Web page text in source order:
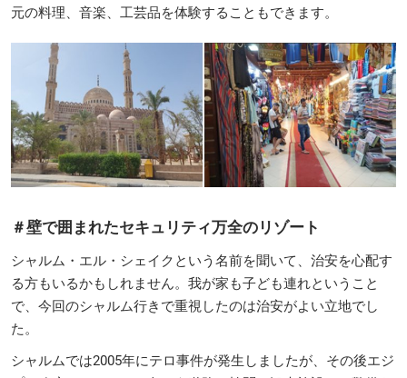
元の料理、音楽、工芸品を体験することもできます。
＃壁で囲まれたセキュリティ万全のリゾート
シャルム・エル・シェイクという名前を聞いて、治安を心配す
る方もいるかもしれません。我が家も子ども連れということ
で、今回のシャルム行きで重視したのは治安がよい立地でし
た。
シャルムでは2005年にテロ事件が発生しましたが、その後エジ